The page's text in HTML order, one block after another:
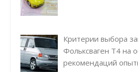
Критерии выбора
Фольксваген Т4 на
рекомендаций